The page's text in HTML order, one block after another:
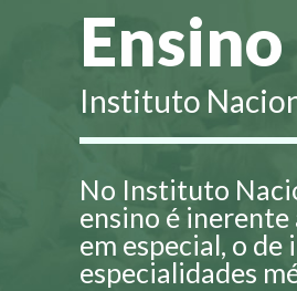
Ensino
Instituto
No Instituto
ensino é
em especial, o
especialidades